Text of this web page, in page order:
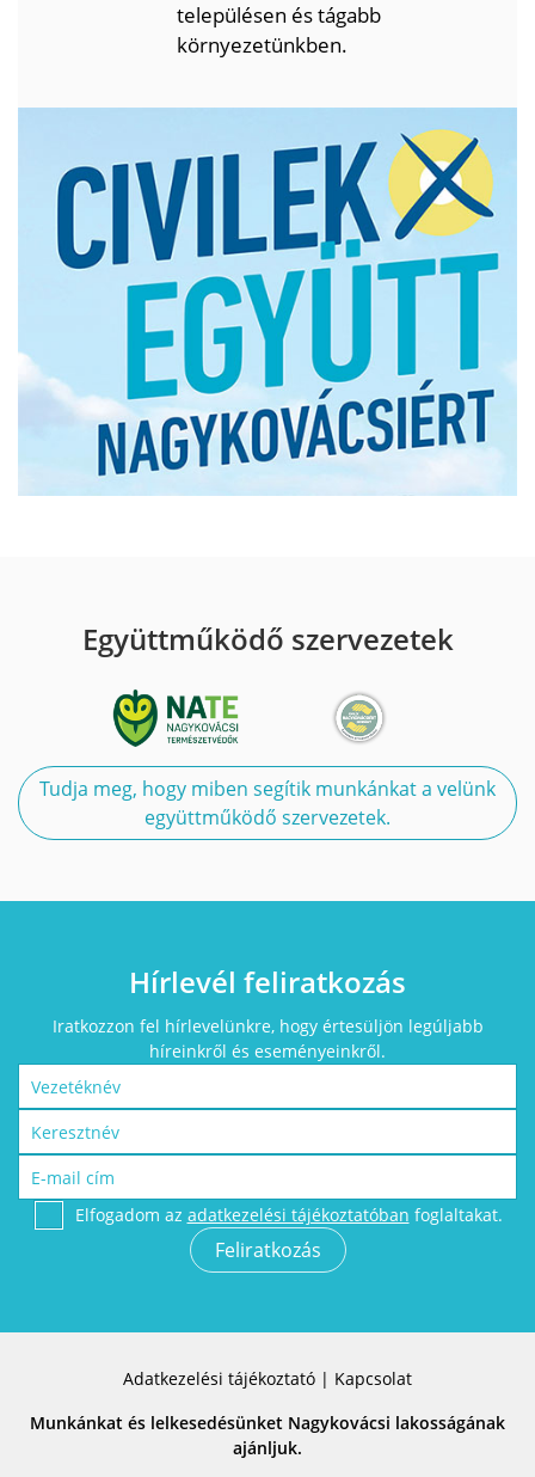
településen és tágabb
környezetünkben.
Együttműködő szervezetek
Tudja meg, hogy miben segítik munkánkat a velünk
együttműködő szervezetek.
Hírlevél feliratkozás
Iratkozzon fel hírlevelünkre, hogy értesüljön legúljabb
híreinkről és eseményeinkről.
Elfogadom az adatkezelési tájékoztatóban foglaltakat.
Adatkezelési tájékoztató | Kapcsolat
Munkánkat és lelkesedésünket Nagykovácsi lakosságának
ajánljuk.